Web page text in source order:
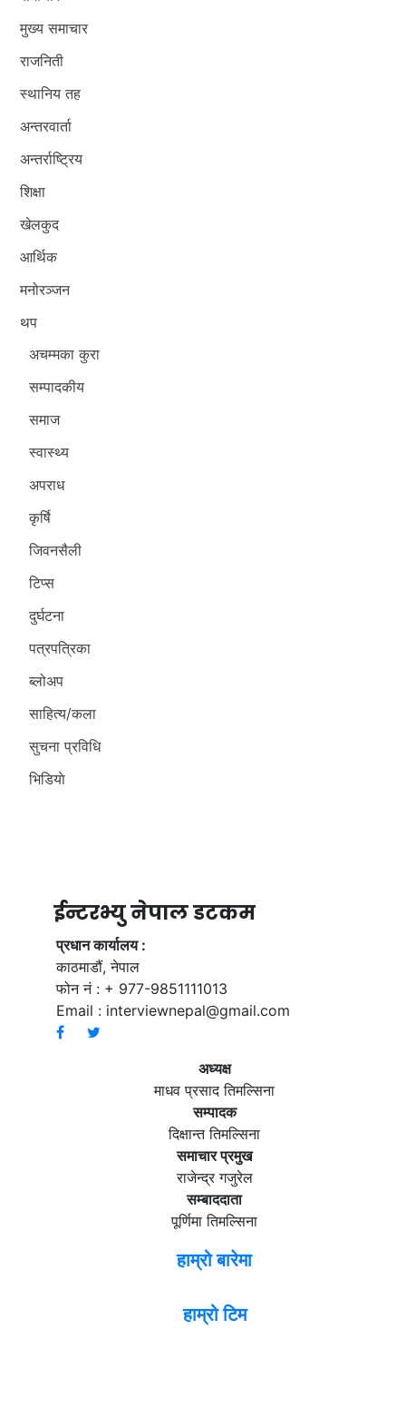
मुख्य समाचार
राजनिती
स्थानिय तह
अन्तरवार्ता
अन्तर्राष्ट्रिय
शिक्षा
खेलकुद
आर्थिक
मनोरञ्जन
थप
अचम्मका कुरा
सम्पादकीय
समाज
स्वास्थ्य
अपराध
कृर्षि
जिवनसैली
टिप्स
दुर्घटना
पत्रपत्रिका
ब्लोअप
साहित्य/कला
सुचना प्रविधि
भिडियाे
ईन्टरभ्यु नेपाल डटकम
प्रधान कार्यालय :
काठमाडौं, नेपाल
फोन नं : + 977-9851111013
Email : interviewnepal@gmail.com
अध्यक्ष
माधव प्रसाद तिमल्सिना
सम्पादक
दिक्षान्त तिमल्सिना
समाचार प्रमुख
राजेन्द्र गजुरेल
सम्बाददाता
पूर्णिमा तिमल्सिना
हाम्रो बारेमा
हाम्रो टिम